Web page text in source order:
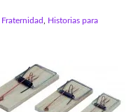
Fraternidad
Historias para